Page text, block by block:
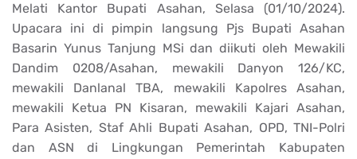
Melati Kantor Bupati Asahan, Selasa (01/10/2024).
Upacara ini di pimpin langsung Pjs Bupati Asahan
Basarin Yunus Tanjung MSi dan diikuti oleh Mewakili
Dandim 0208/Asahan, mewakili Danyon 126/KC,
mewakili Danlanal TBA, mewakili Kapolres Asahan,
mewakili Ketua PN Kisaran, mewakili Kajari Asahan,
Para Asisten, Staf Ahli Bupati Asahan, OPD, TNI-Polri
dan ASN di Lingkungan Pemerintah Kabupaten